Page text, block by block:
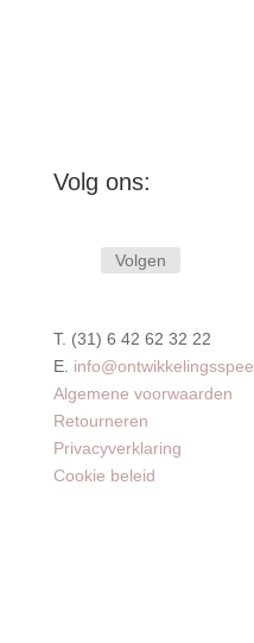
Volg ons:
Volgen
T. (31) 6 42 62 32 22
E.
Algemene voorwaarden
Retourneren
Privacyverklaring
Cookie beleid